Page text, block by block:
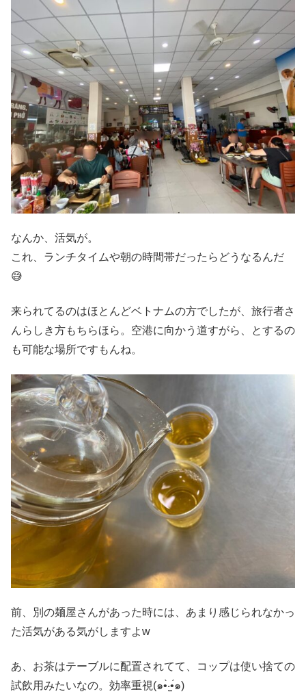
なんか、活気が。
これ、ランチタイムや朝の時間帯だったらどうなるんだ
😅
来られてるのはほとんどベトナムの方でしたが、旅行者さ
んらしき方もちらほら。空港に向かう道すがら、とするの
も可能な場所ですもんね。
前、別の麺屋さんがあった時には、あまり感じられなかっ
た活気がある気がしますよw
あ、お茶はテーブルに配置されてて、コップは使い捨ての
試飲用みたいなの。効率重視(๑•̀‧̫•́๑)